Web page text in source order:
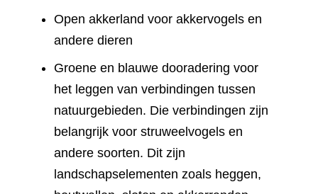
Open akkerland voor akkervogels en
andere dieren
Groene en blauwe dooradering voor
het leggen van verbindingen tussen
natuurgebieden. Die verbindingen zijn
belangrijk voor struweelvogels en
andere soorten. Dit zijn
landschapselementen zoals heggen,